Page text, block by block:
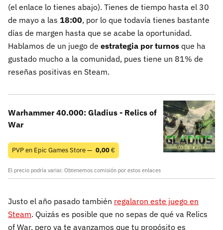
(el enlace lo tienes abajo). Tienes de tiempo hasta el 30
de mayo a las 18:00, por lo que todavía tienes bastante
días de margen hasta que se acabe la oportunidad.
Hablamos de un juego de estrategia por turnos que ha
gustado mucho a la comunidad, pues tiene un 81% de
reseñas positivas en Steam.
Warhammer 40.000: Gladius - Relics of
War
PVP en Epic Games Store — 0,00€
El precio podría variar. Obtenemos comisión por estos enlaces
Justo el año pasado también regalaron este juego en
Steam. Quizás es posible que no sepas de qué va Relics
of War, pero ya te avanzamos que tu propósito es